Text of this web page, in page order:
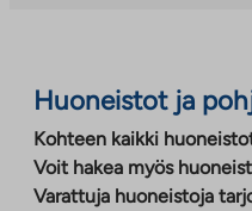
Huoneistot ja
Kohteen kaikki
Voit hakea myös
Varattuja huoneistoja